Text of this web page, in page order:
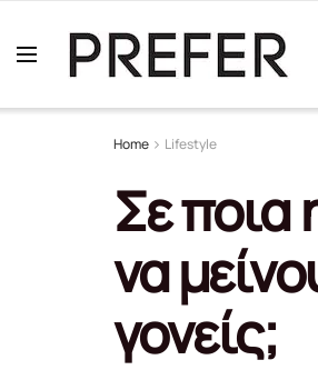
Home Lifestyle
Σε ποια
να
γονείς;